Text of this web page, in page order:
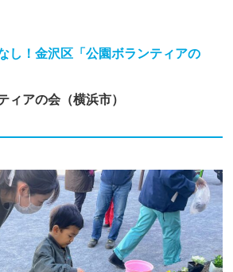
し！金沢区「公園ボランティアの
ィアの会（横浜市）